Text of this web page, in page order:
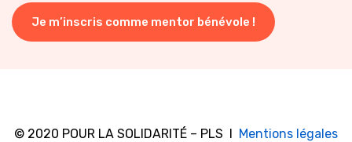
© 2020 POUR LA SOLIDARITÉ – PLS l Mentions légales